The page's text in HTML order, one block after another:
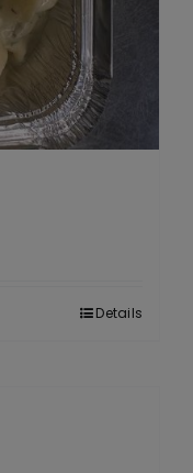
Details